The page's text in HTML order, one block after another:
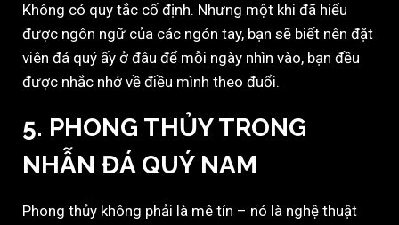
Không có quy tắc cố định. Nhưng một khi đã hiểu
được ngôn ngữ của các ngón tay, bạn sẽ biết nên đặt
viên đá quý ấy ở đâu để mỗi ngày nhìn vào, bạn đều
được nhắc nhớ về điều mình theo đuổi.
5. PHONG THỦY TRONG
NHẪN ĐÁ QUÝ NAM
Phong thủy không phải là mê tín – nó là nghệ thuật